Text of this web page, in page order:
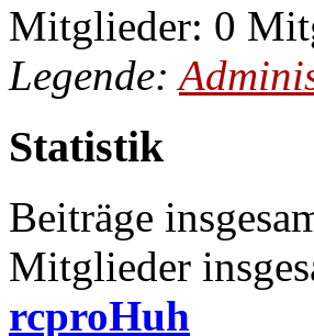
Mitglieder: 0
Legende:
Statistik
Beiträge
Mitglieder
rcproHuh